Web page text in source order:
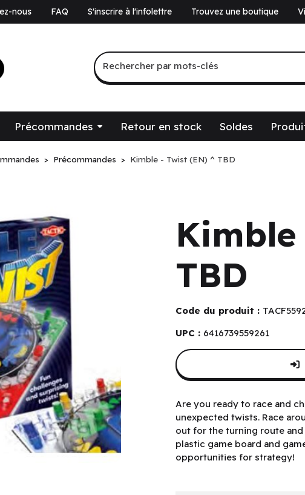
nous FAQ S'inscrire à l'infolettre Trouvez une boutique
Recherche par mots-clés
Rechercher par mots-clés
Précommandes Retour en stock Soldes
Précommandes Kimble - Twist (EN) ^ TBD
TBD
Code du produit :
UPC : 6416739559261
Are you ready to race and
unexpected twists. Race
out for the turning route
plastic game board and
opportunities for strategy!